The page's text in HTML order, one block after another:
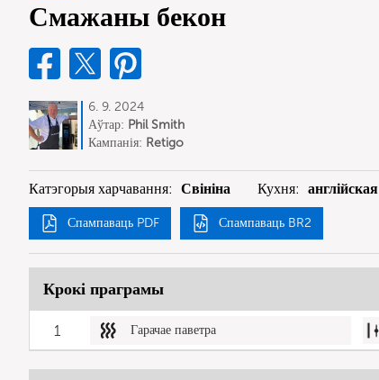
Смажаны бекон
6. 9. 2024
Аўтар: Phil Smith
Кампанія: Retigo
Катэгорыя харчавання: Свініна Кухня: англійская
Спампаваць PDF Спампаваць BR2
Крокі праграмы
1 Гарачае паветра